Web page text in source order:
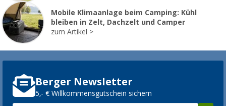
Mobile Klimaanlage beim Camping: Kühl
bleiben in Zelt, Dachzelt und Camper
zum Artikel
Berger Newsletter
5,- € Willkommensgutschein sichern